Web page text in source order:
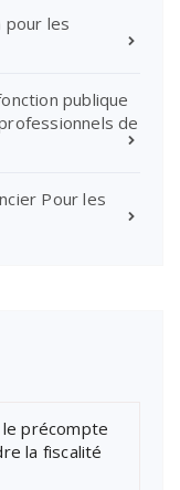
pour les
publique
de
Pour les
précompte
la fiscalité